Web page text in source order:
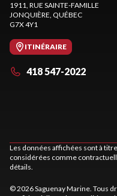
1911, RUE SAINTE-FAMILLE
JONQUIÈRE, QUÉBEC
G7X 4Y1
ITINÉRAIRE
418 547-2022
Les données affichées sont à
considérées comme
détails.
© 2026 Saguenay Marine. Tous